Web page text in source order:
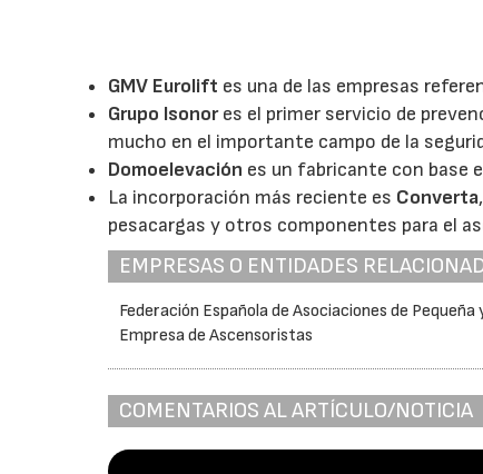
GMV Eurolift es una de las empresas
Grupo Isonores el primer servicio de
mucho en el importante campo de la
Domoelevación es un fabricante con base
La incorporación más reciente es Converta
pesacargas y otros componentes para el
EMPRESAS O ENTIDADES
Federación Española de Asociaciones de Pequeña
Empresa de Ascensoristas
COMENTARIOS AL ARTÍCULO/NOTICIA